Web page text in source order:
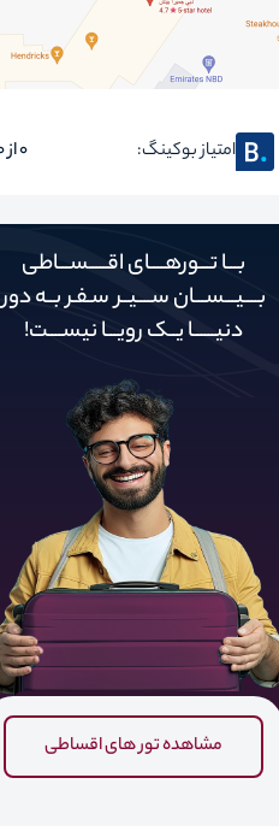
امتیاز بوکینگ: 0 از 10
بـــا تـــورهــــای اقـــــســـاطی
بــــیـــســـان ســــیــر سـفـر بــه دور‌‌‌‌
دنیـــــ‌‌ـا یــک رویـــا نیســــت!
مشاهده تور های اقساطی